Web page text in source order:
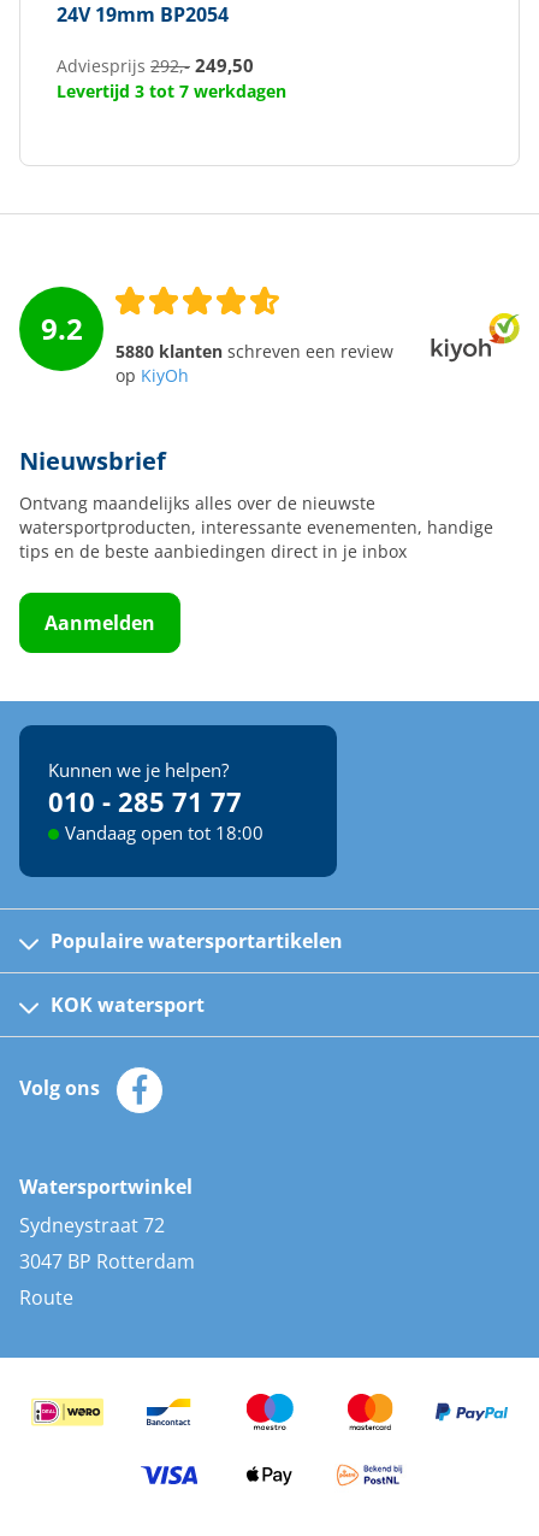
24V 19mm BP2054
Adviesprijs 292,- 249,50
Levertijd 3 tot 7 werkdagen
9.2
5880 klanten schreven een review
op KiyOh
Nieuwsbrief
Ontvang maandelijks alles over de nieuwste
watersportproducten, interessante evenementen, handige
tips en de beste aanbiedingen direct in je inbox
Aanmelden
Kunnen we je helpen?
010 - 285 71 77
Vandaag open tot 18:00
Populaire watersportartikelen
Kinder reddingsvesten
Automatische reddingsvesten
Zeilkleding
Zonnepanelen
AIS transponders
Stootwillen en fenders
Bootkussens
Zwemtrappen
KOK watersport
Klantenservice
Merken
Volg ons
Watersportwinkel
Sydneystraat 72
3047 BP Rotterdam
Route